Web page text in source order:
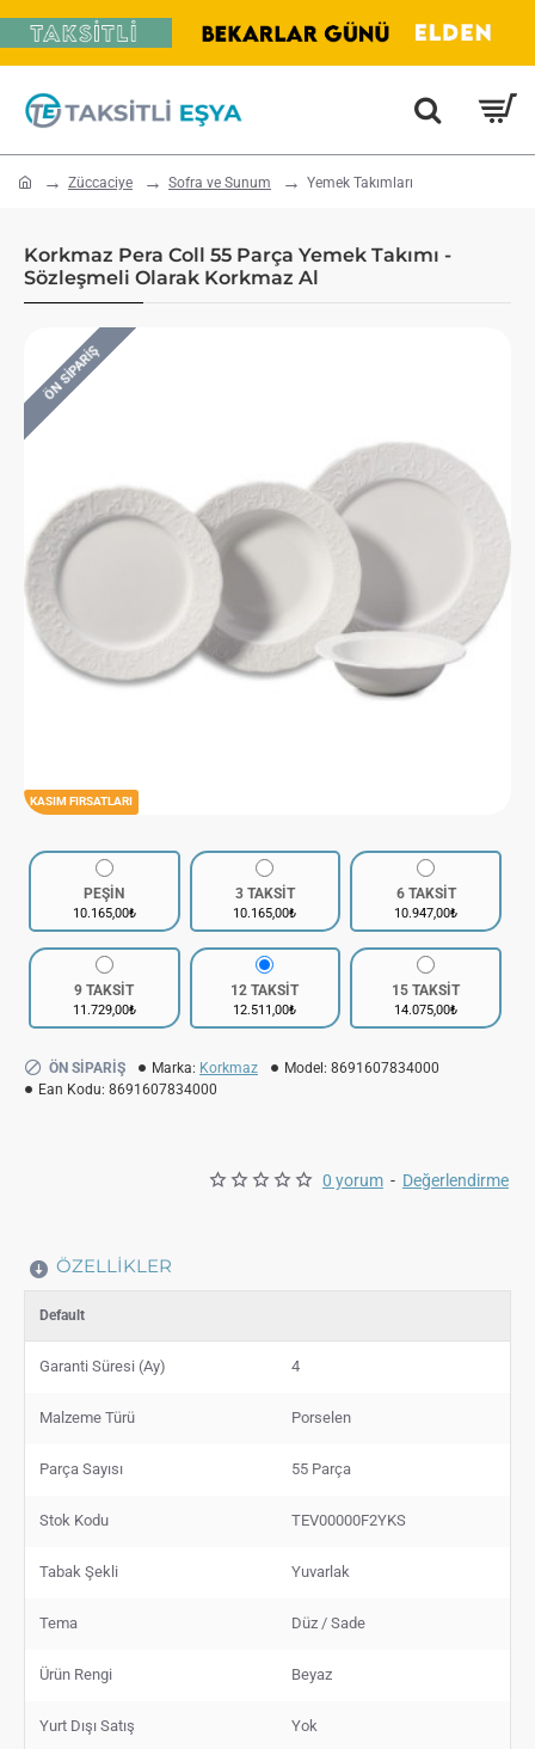
home Züccaciye Sofra ve Sunum Yemek Takımları
Korkmaz Pera Coll 55 Parça Yemek Takımı -
Sözleşmeli Olarak Korkmaz Al
KASIM FIRSATLARI
ÖN SIPARIŞ
0 yorum - Değerlendirme
PEŞİN
10.165,00₺
3 TAKSİT
10.165,00₺
6 TAKSİT
10.947,00₺
9 TAKSİT
11.729,00₺
12 TAKSİT
12.511,00₺
15 TAKSİT
14.075,00₺
ÖN SIPARIŞ Marka: Korkmaz Model: 8691607834000
Ean Kodu: 8691607834000
ÖZELLIKLER
Default
Garanti Süresi (Ay) 4
Malzeme Türü Porselen
Parça Sayısı 55 Parça
Stok Kodu TEV00000F2YKS
Tabak Şekli Yuvarlak
Tema Düz / Sade
Ürün Rengi Beyaz
Yurt Dışı Satış Yok